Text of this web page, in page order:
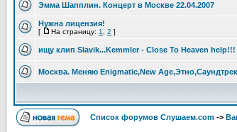
Эмма Шапплин. Концерт в Москве 22.04.2007
Нужна лицензия!
[ На страницу: 1 2 ]
ищу клип Slavik...Kemmler - Close To Heaven help!!!
Москва. Меняю Enigmatic,New
Список форумов Слушаем.com ->